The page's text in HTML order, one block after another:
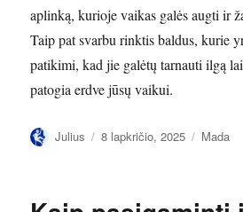
aplinką, kurioje vaikas galės augti ir
Taip pat svarbu rinktis baldus, kurie
patikimi, kad jie galėtų tarnauti ilgą
patogia erdve jūsų vaikui.
Autorius
Julius Paskelbta
8 lapkričio, 2025 Mada